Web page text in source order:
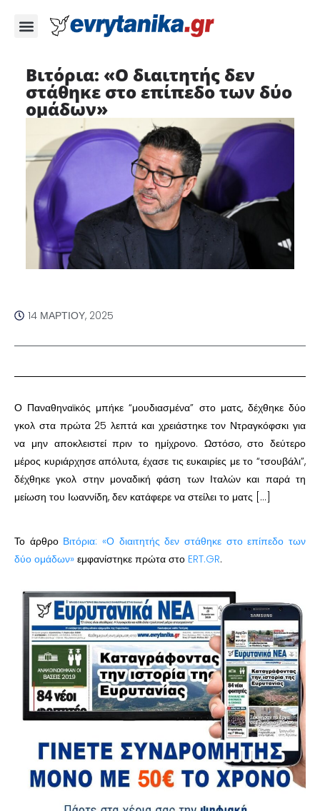
Βιτόρια: «Ο διαιτητής δεν
στάθηκε στο επίπεδο των δύο
ομάδων»
14 ΜΑΡΤΊΟΥ, 2025
Ο Παναθηναϊκός μπήκε “μουδιασμένα” στο ματς, δέχθηκε δύο
γκολ στα πρώτα 25 λεπτά και χρειάστηκε τον Ντραγκόφσκι για
να μην αποκλειστεί πριν το ημίχρονο. Ωστόσο, στο δεύτερο
μέρος κυριάρχησε απόλυτα, έχασε τις ευκαιρίες με το “τσουβάλι”,
δέχθηκε γκολ στην μοναδική φάση των Ιταλών και παρά τη
μείωση του Ιωαννίδη, δεν κατάφερε να στείλει το ματς […]
Το άρθρο Βιτόρια: «Ο διαιτητής δεν στάθηκε στο επίπεδο των
δύο ομάδων» εμφανίστηκε πρώτα στο ERT.GR.